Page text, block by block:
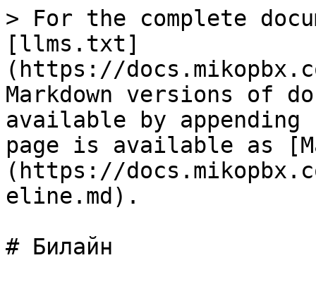
> For the complete
[llms.txt]
(https://
Markdown versions of
available by
page is available as
(https://
eline.md).
# Билайн